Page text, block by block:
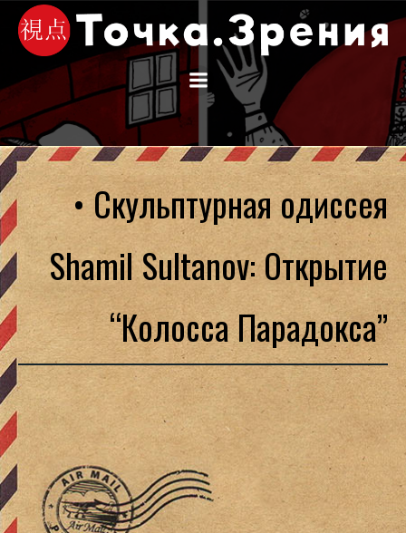
Перейти
к
содержимому
• Скульптурная одиссея
Shamil Sultanov: Открытие
“Колосса Парадокса”